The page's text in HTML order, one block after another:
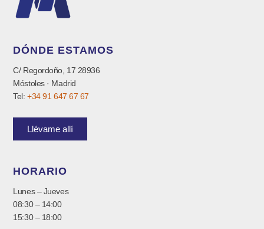
DÓNDE ESTAMOS
C/ Regordoño, 17 28936
Móstoles · Madrid
Tel:+34 91 647 67 67
Llévame allí
HORARIO
Lunes – Jueves
08:30 – 14:00
15:30 – 18:00